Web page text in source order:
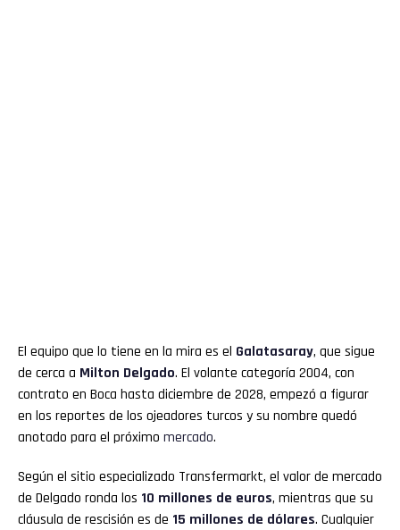
El equipo que lo tiene en la mira es el Galatasaray, que sigue
de cerca a Milton Delgado. El volante categoría 2004, con
contrato en Boca hasta diciembre de 2028, empezó a figurar
en los reportes de los ojeadores turcos y su nombre quedó
anotado para el próximo mercado.
Según el sitio especializado Transfermarkt, el valor de mercado
de Delgado ronda los 10 millones de euros, mientras que su
cláusula de rescisión es de 15 millones de dólares. Cualquier